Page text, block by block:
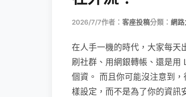
2026/7/7作者： 客座投稿分類： 網路
在人手一機的時代，大家每天
刷社群、用網銀轉帳、還是用
個資。 而且你可能沒注意到
樣設定，而不是為了你的資訊